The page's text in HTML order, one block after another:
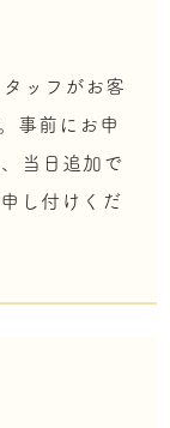
ッフがお客
事前にお申
当日追加で
し付けくだ